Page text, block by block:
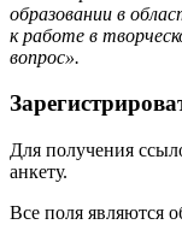
образовании в
к работе в
вопрос».
Для получения
анкету.
Все поля являются